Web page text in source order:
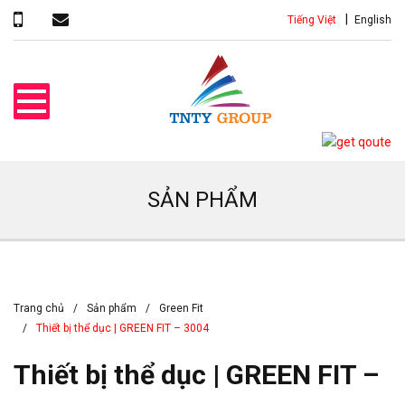
Tiếng Việt English
SẢN PHẨM
Trang chủ Sản phẩm
Green Fit
Thiết bị thể dục | GREEN FIT – 3004
Thiết bị thể dục | GREEN FIT –